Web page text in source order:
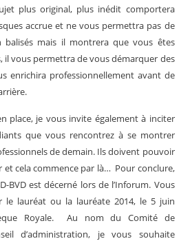
plus original, plus inédit comportera
accrue et ne vous permettra pas de
balisés mais il montrera que vous êtes
il vous permettra de vous démarquer des
enrichira professionnellement avant de
place, je vous invite également à inciter
que vous rencontrez à se montrer
de demain. Ils doivent pouvoir
cela commence par là… Pour conclure,
BVD est décerné lors de l’Inforum. Vous
le lauréat ou la lauréate 2014, le 5 juin
Royale. Au nom du Comité de
d’administration, je vous souhaite